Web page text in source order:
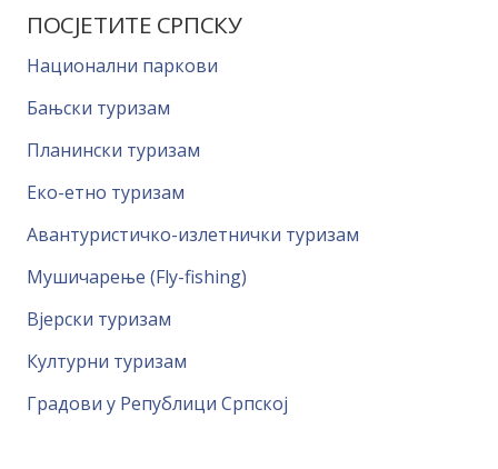
ПОСЈЕТИТЕ СРПСКУ
Национални паркови
Бањски туризам
Планински туризам
Еко-етно туризам
Авантуристичко-излетнички туризам
Мушичарење (Fly-fishing)
Вјерски туризам
Културни туризам
Градови у Републици Српској